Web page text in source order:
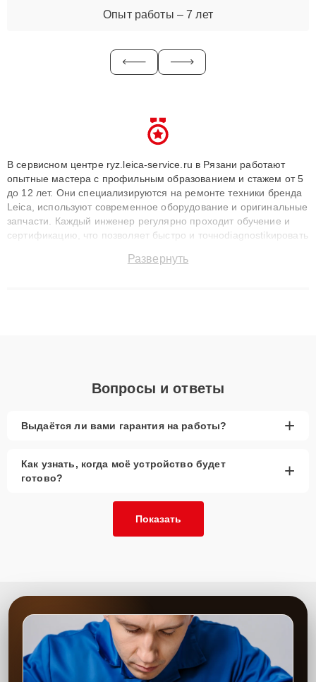
Опыт работы – 7 лет
В сервисном центре ryz.leica-service.ru в Рязани работают
опытные мастера с профильным образованием и стажем от 5
до 12 лет. Они специализируются на ремонте техники бренда
Leica, используют современное оборудование и оригинальные
запчасти. Каждый инженер регулярно проходит обучение и
сертификацию, что позволяет быстро и точноdiagnostikировать
до 3 лет. Наши мастера решают сложные случаи: от замены
Развернуть
Вопросы и ответы
Выдаётся ли вами гарантия на работы? +
Как узнать, когда моё устройство будет
готово?
+
Показать